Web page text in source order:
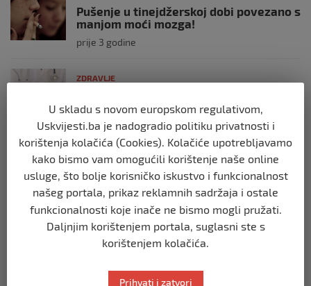
Pušenje u tinejdžerskoj dobi povezano s
manjom moći mozga!
prije 3 godine
ZDRAVLJE
posto ljekara opće prakse
prije 3 godine
ZDRAVLJE
10% POPUSTA NA LABORATORIJSKE
PRETRAGE U POLIKLINICI MUMINOVIĆ!
prije 4 godine
ZDRAVLJE
logopedije otvorila logopedski kabinet
U skladu s novom europskom regulativom,
Uskvijesti.ba je nadogradio politiku privatnosti i
korištenja kolačića (Cookies). Kolačiće upotrebljavamo
kako bismo vam omogućili korištenje naše online
usluge, što bolje korisničko iskustvo i funkcionalnost
našeg portala, prikaz reklamnih sadržaja i ostale
funkcionalnosti koje inače ne bismo mogli pružati.
Daljnjim korištenjem portala, suglasni ste s
korištenjem kolačića.
Prihvati i zatvori